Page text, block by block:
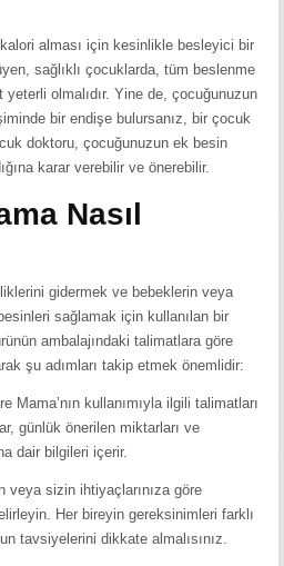
alması için kesinlikle besleyici bir
sağlıklı çocuklarda, tüm beslenme
olmalıdır. Yine de, çocuğunuzun
bir endişe bulursanız, bir çocuk
doktoru, çocuğunuzun ek besin
karar verebilir ve önerebilir.
Nasıl
gidermek ve bebeklerin veya
sağlamak için kullanılan bir
ambalajındaki talimatlara göre
şu adımları takip etmek önemlidir:
Mama’nın kullanımıyla ilgili talimatları
günlük önerilen miktarları ve
dair bilgileri içerir.
veya sizin ihtiyaçlarınıza göre
Her bireyin gereksinimleri farklı
tavsiyelerini dikkate almalısınız.